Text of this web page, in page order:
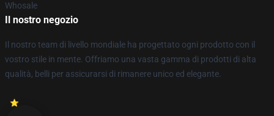
Whosale
Il nostro negozio
Il nostro team di livello mondiale ha progettato ogni prodotto con il
vostro stile in mente. Offriamo una vasta gamma di prodotti di alta
qualità, belli per assicurarsi di rimanere unico ed elegante.